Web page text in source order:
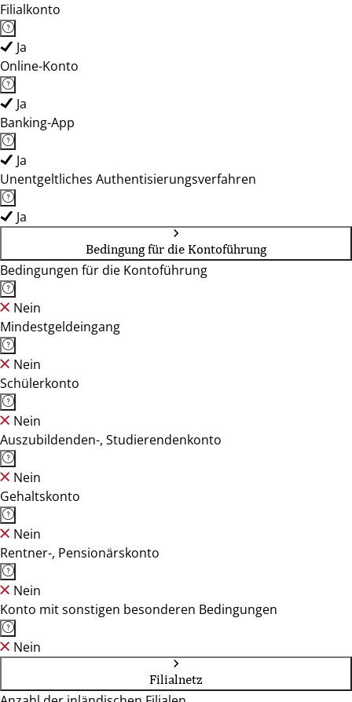
Filialkonto
Ja
Online-Konto
Ja
Banking-App
Ja
Unentgeltliches Authentisierungsverfahren
Ja
Bedingung für die Kontoführung
Bedingungen für die Kontoführung
Nein
Mindestgeldeingang
Nein
Schülerkonto
Nein
Auszubildenden-, Studierendenkonto
Nein
Gehaltskonto
Nein
Rentner-, Pensionärskonto
Nein
Konto mit sonstigen besonderen Bedingungen
Nein
Filialnetz